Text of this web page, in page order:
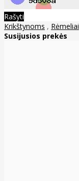
Rašyti
Krikštynoms , Rėmeliai
Susijusios prekės